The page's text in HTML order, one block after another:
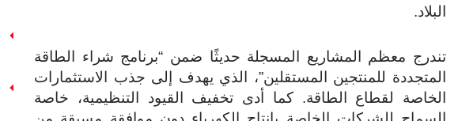
البلاد.
تندرج معظم المشاريع المسجلة حديثًا ضمن “برنامج شراء الطاقة
المتجددة للمنتجين المستقلين”، الذي يهدف إلى جذب الاستثمارات
الخاصة لقطاع الطاقة. كما أدى تخفيف القيود التنظيمية، خاصة